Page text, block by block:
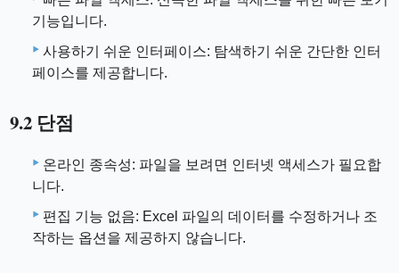
기능입니다.
사용하기 쉬운 인터페이스: 탐색하기 쉬운 간단한 인터
페이스를 제공합니다.
9.2 단점
온라인 종속성: 파일을 보려면 인터넷 액세스가 필요합
니다.
편집 기능 없음: Excel 파일의 데이터를 수정하거나 조
작하는 옵션을 제공하지 않습니다.